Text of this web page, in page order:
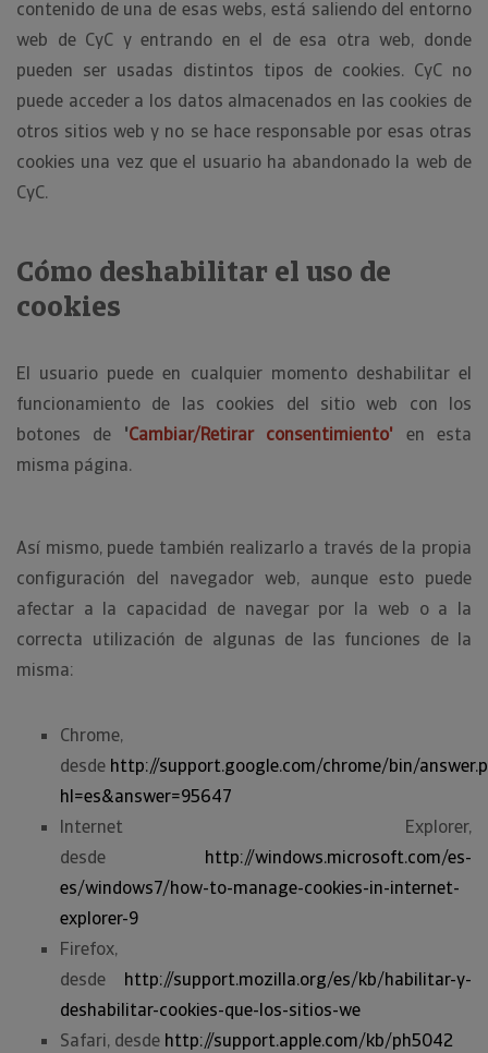
contenido de una de esas webs, está saliendo del entorno
web de CyC y entrando en el de esa otra web, donde
pueden ser usadas distintos tipos de cookies. CyC no
puede acceder a los datos almacenados en las cookies de
otros sitios web y no se hace responsable por esas otras
cookies una vez que el usuario ha abandonado la web de
CyC.
Cómo deshabilitar el uso de
cookies
El usuario puede en cualquier momento deshabilitar el
funcionamiento de las cookies del sitio web con los
botones de 'Cambiar/Retirar consentimiento'
en esta
misma página.
Así mismo, puede también realizarlo a través de la propia
configuración del navegador web, aunque esto puede
afectar a la capacidad de navegar por la web o a la
correcta utilización de algunas de las funciones de la
misma:
Chrome,
desde http://support.google.com/chrome/bin/
hl=es&answer=95647
Internet Explorer,
desde http://windows.microsoft.com/es-
es/windows7/how-to-manage-cookies-in-internet-
explorer-9
Firefox,
desde http://support.mozilla.org/es/kb/habilitar-y-
deshabilitar-cookies-que-los-sitios-we
Safari, desde http://support.apple.com/kb/ph5042